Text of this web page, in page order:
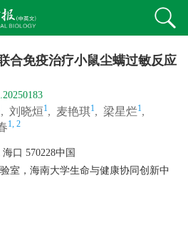
合免疫治疗小鼠尘螨过敏反应
, 刘晓烜1, 麦艳琪1, 梁星烂1,
1, 2
口 570228中国
室，海南大学生命与健康协同创新中